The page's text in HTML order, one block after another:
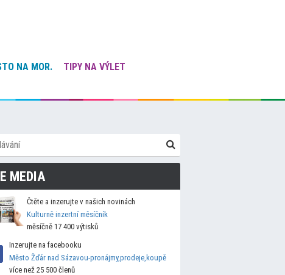
NA MOR.
TIPY NA VÝLET
MEDIA
Čtěte a inzerujte v našich novinách
Kulturně inzertní měsíčník
měsíčně 17 400 výtisků
Inzerujte na facebooku
Město Žďár nad Sázavou-pronájmy,prodeje,koupě
více než 25 500 členů